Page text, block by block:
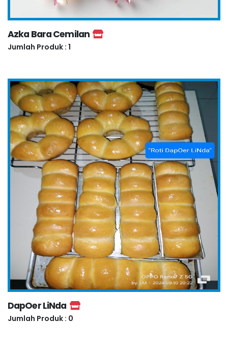
Azka Bara Cemilan
Jumlah Produk : 1
DapOer LiNda
Jumlah Produk : 0